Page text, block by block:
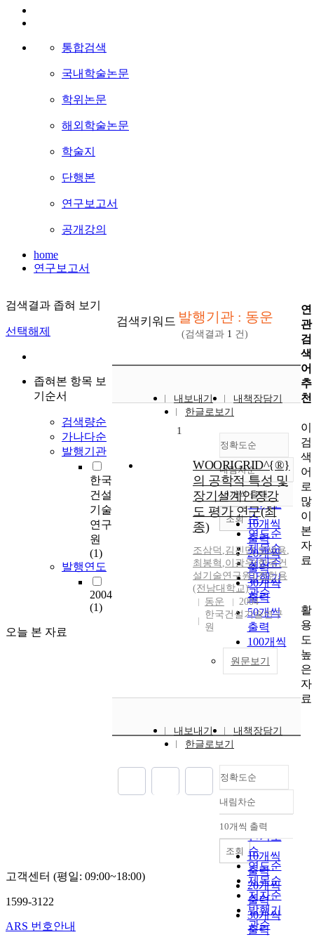
통합검색
국내학술논문
학위논문
해외학술논문
학술지
단행본
연구보고서
공개강의
home
연구보고서
검색결과 좁혀 보기
선택해제
좁혀본 항목 보
기순서
검색량순
가나다순
발행기관
한국
건설
기술
연구
원
(1)
발행연도
2004
(1)
오늘 본 자료
검색키워드 발행기관 : 동운
(검색결과 1 건)
내보내기
내책장담기
한글로보기
정확도순
정확도
순
인기도
순
연도순
제목순
저자순
발행기
관순
내림차순
내림차순
10개씩 출력
10개씩
출력
20개씩
출력
30개씩
출력
50개씩
출력
100개씩
출력
조회
1
WOORIGRID^{®}
의 공학적 특성 및
장기설계인장강
도 평가 연구(최
종)
조삼덕 ,김진만,오세용,
최봉혁 ,이광우(한국건
설기술연구원),전한용
(전남대학교)
동운
2004
한국건설기술연구
원
원문보기
내보내기
내책장담기
한글로보기
정확도순
정확도
순
인기도
순
연도순
제목순
저자순
발행기
관순
내림차순
내림차순
10개씩 출력
10개씩
출력
20개씩
출력
30개씩
출력
조회
연
관
검
색
어
추
천
이
검
색
어
로
많
이
본
자
료
활
용
도
높
은
자
료
고객센터 (평일: 09:00~18:00)
1599-3122
ARS 번호안내